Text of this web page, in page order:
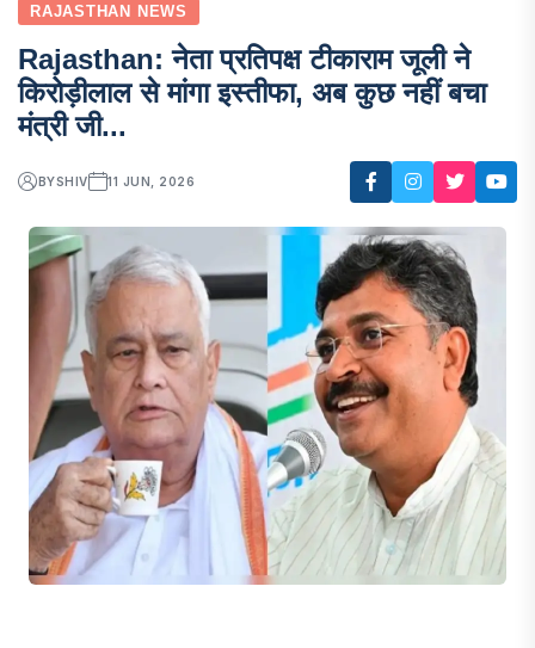
RAJASTHAN NEWS
Rajasthan: नेता प्रतिपक्ष टीकाराम जूली ने
किरोड़ीलाल से मांगा इस्तीफा, अब कुछ नहीं बचा
मंत्री जी...
BYSHIV 11 JUN, 2026